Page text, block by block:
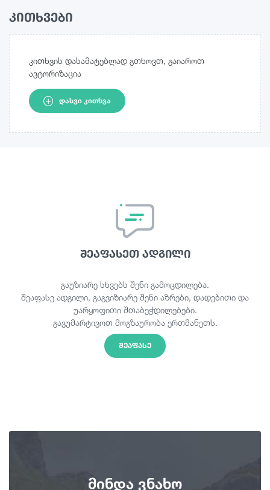
კითხვები
კითხვის დასამატებლად გთხოვთ, გაიაროთ
ავტორიზაცია
ᲓᲐᲡᲕᲘ ᲙᲘᲗᲮᲕᲐ
შეაფასეთ ადგილი
გაუზიარე სხვებს შენი გამოცდილება.
შეაფასე ადგილი, გაგვიზიარე შენი აზრები, დადებითი და
უარყოფითი შთაბეჭდილებები.
გავუმარტივოთ მოგზაურობა ერთმანეთს.
ᲨᲔᲐᲤᲐᲡᲔ
მინდა ვნახო